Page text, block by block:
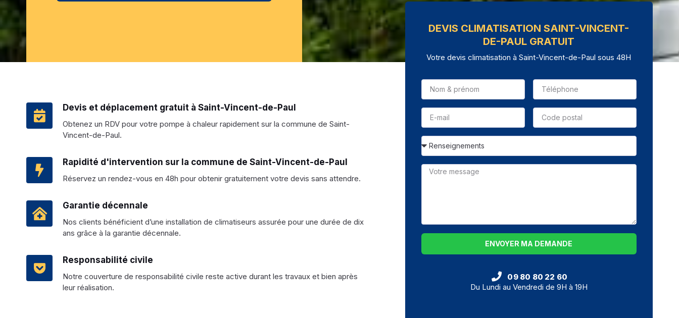
Devis et déplacement gratuit à Saint-Vincent-de-Paul
Obtenez un RDV pour votre pompe à chaleur rapidement sur la commune de Saint-
Vincent-de-Paul.
Rapidité d'intervention sur la commune de Saint-Vincent-de-Paul
Réservez un rendez-vous en 48h pour obtenir gratuitement votre devis sans attendre.
Garantie décennale
Nos clients bénéficient d’une installation de climatiseurs assurée pour une durée de dix
ans grâce à la garantie décennale.
Responsabilité civile
Notre couverture de responsabilité civile reste active durant les travaux et bien après
leur réalisation.
DEVIS CLIMATISATION SAINT-VINCENT-
DE-PAUL GRATUIT
Votre devis climatisation à Saint-Vincent-de-Paul sous 48H
ENVOYER MA DEMANDE
09 80 80 22 60
Du Lundi au Vendredi de 9H à 19H